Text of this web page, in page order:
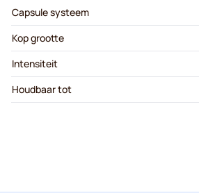
Capsule systeem
Kop grootte
Intensiteit
Houdbaar tot